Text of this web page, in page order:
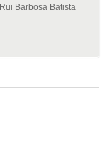
Rui Barbosa Batista